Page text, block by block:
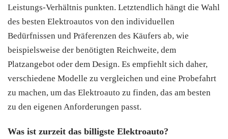
Leistungs-Verhältnis punkten. Letztendlich hängt die Wahl
des besten Elektroautos von den individuellen
Bedürfnissen und Präferenzen des Käufers ab, wie
beispielsweise der benötigten Reichweite, dem
Platzangebot oder dem Design. Es empfiehlt sich daher,
verschiedene Modelle zu vergleichen und eine Probefahrt
zu machen, um das Elektroauto zu finden, das am besten
zu den eigenen Anforderungen passt.
Was ist zurzeit das billigste Elektroauto?